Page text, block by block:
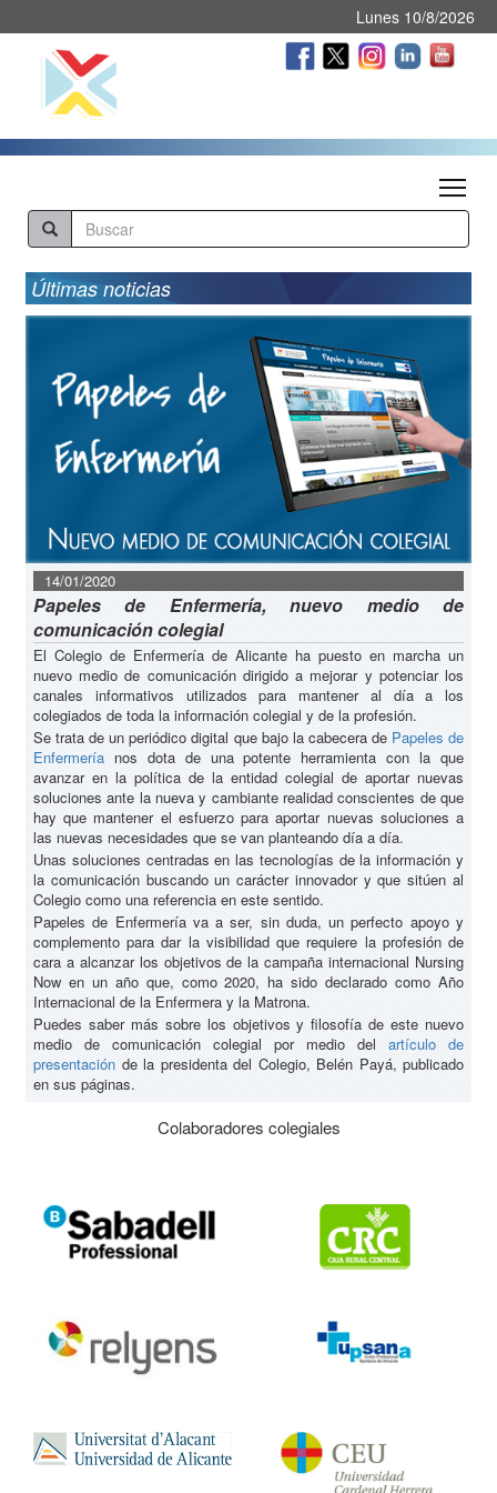
Lunes 10/8/2026
Últimas noticias
14/01/2020
Papeles de Enfermería, nuevo medio de
comunicación colegial
El Colegio de Enfermería de Alicante ha puesto en marcha un
nuevo medio de comunicación dirigido a mejorar y potenciar los
canales informativos utilizados para mantener al día a los
colegiados de toda la información colegial y de la profesión.
Se trata de un periódico digital que bajo la cabecera de Papeles de
Enfermería nos dota de una potente herramienta con la que
avanzar en la política de la entidad colegial de aportar nuevas
soluciones ante la nueva y cambiante realidad conscientes de que
hay que mantener el esfuerzo para aportar nuevas soluciones a
las nuevas necesidades que se van planteando día a día.
Unas soluciones centradas en las tecnologías de la información y
la comunicación buscando un carácter innovador y que sitúen al
Colegio como una referencia en este sentido.
Papeles de Enfermería va a ser, sin duda, un perfecto apoyo y
complemento para dar la visibilidad que requiere la profesión de
cara a alcanzar los objetivos de la campaña internacional Nursing
Now en un año que, como 2020, ha sido declarado como Año
Internacional de la Enfermera y la Matrona.
Puedes saber más sobre los objetivos y filosofía de este nuevo
medio de comunicación colegial por medio del artículo de
presentación de la presidenta del Colegio, Belén Payá, publicado
en sus páginas.
Colaboradores colegiales